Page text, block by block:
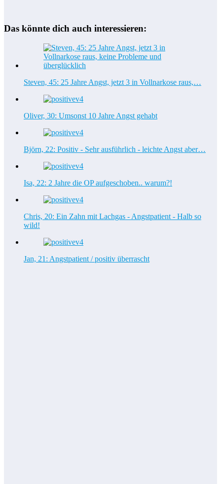
Das könnte dich auch interessieren:
Steven, 45: 25 Jahre Angst, jetzt 3 in Vollnarkose raus,…
Oliver, 30: Umsonst 10 Jahre Angst gehabt
Björn, 22: Positiv - Sehr ausführlich - leichte Angst aber…
Isa, 22: 2 Jahre die OP aufgeschoben.. warum?!
Chris, 20: Ein Zahn mit Lachgas - Angstpatient - Halb so
wild!
Jan, 21: Angstpatient / positiv überrascht